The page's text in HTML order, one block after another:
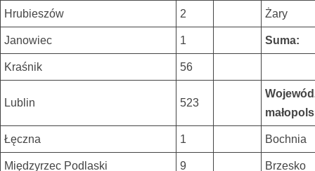
Hrubieszów 2 Żary
Janowiec 1 Suma:
Kraśnik 56
Lublin 523
Łęczna 1 Bochnia
Międzyrzec Podlaski 9 Brzesko